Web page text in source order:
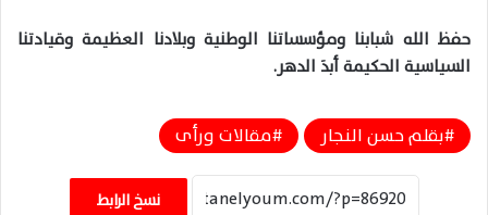
حفظ الله شبابنا ومؤسساتنا الوطنية وبلادنا العظيمة وقيادتنا
السياسية الحكيمة أبدَ الدهر.
بقلم حسن النجار مقالات ورأى
نسخ الرابط